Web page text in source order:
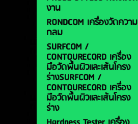
งาน
RONDCOM เครื่องวัดความ
กลม
SURFCOM /
CONTOURECORD เครื่อง
มือวัดพื้นผิวและเส้นโครง
ร่างSURFCOM /
CONTOURECORD เครื่อง
มือวัดพื้นผิวและเส้นโครง
ร่าง